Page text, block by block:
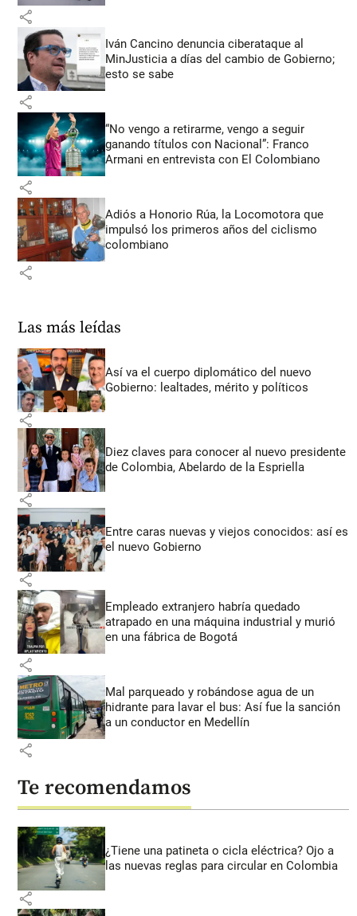
share
Iván Cancino denuncia ciberataque al
MinJusticia a días del cambio de Gobierno;
esto se sabe
share
“No vengo a retirarme, vengo a seguir
ganando títulos con Nacional”: Franco
Armani en entrevista con El Colombiano
share
Adiós a Honorio Rúa, la Locomotora que
impulsó los primeros años del ciclismo
colombiano
share
Las más leídas
Así va el cuerpo diplomático del nuevo
Gobierno: lealtades, mérito y políticos
share
Diez claves para conocer al nuevo presidente
de Colombia, Abelardo de la Espriella
share
Entre caras nuevas y viejos conocidos: así es
el nuevo Gobierno
share
Empleado extranjero habría quedado
atrapado en una máquina industrial y murió
en una fábrica de Bogotá
share
Mal parqueado y robándose agua de un
hidrante para lavar el bus: Así fue la sanción
a un conductor en Medellín
share
Te recomendamos
¿Tiene una patineta o cicla eléctrica? Ojo a
las nuevas reglas para circular en Colombia
share